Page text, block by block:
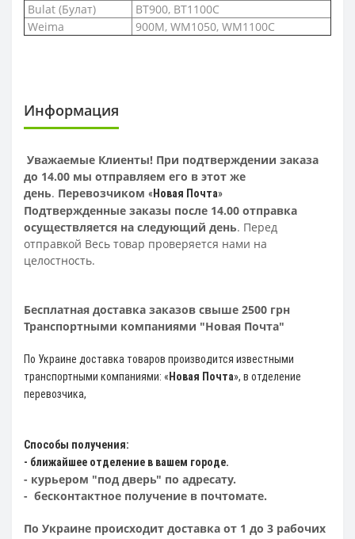
Bulat (Булат)
BT900, BT1100C
Weima
900M, WM1050, WM1100C
Информация
Уважаемые Клиенты! При подтверждении заказа
до 14.00 мы отправляем его в этот же
день. Перевозчиком «Новая Почта»
Подтвержденные заказы после 14.00 отправка
осуществляется на следующий день. Перед
отправкой Весь товар проверяется нами на
целостность.
Бесплатная доставка заказов свыше 2500 грн
Транспортными компаниями "Новая Почта"
По Украине доставка товаров производится известными
транспортными компаниями: «Новая Почта», в отделение
перевозчика,
Способы получения:
- ближайшее отделение в вашем городе.
- курьером "под дверь" по адресату.
- бесконтактное получение в почтомате.
По Украине происходит доставка от 1 до 3 рабочих